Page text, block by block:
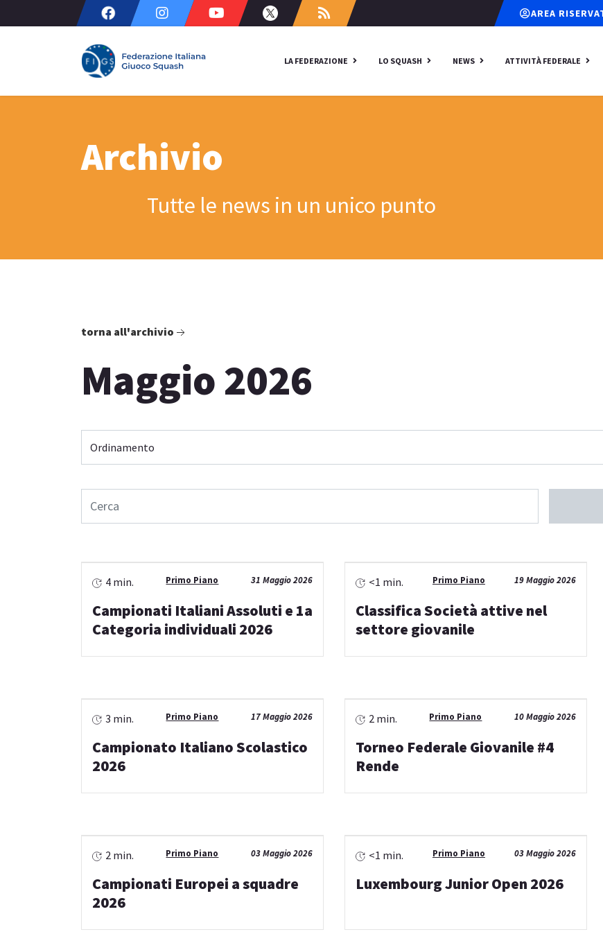
AREA
LA FEDERAZIONE LO SQUASH NEWS ATTIVITÀ FEDERALE
Archivio
Tutte le news in un unico punto
torna all'archivio
Maggio 2026
31 Maggio 2026
Primo Piano
4 min.
Campionati Italiani Assoluti e 1a
Categoria individuali 2026
19 Maggio 2026
Primo Piano
<1 min.
Classifica Società attive nel
settore giovanile
17 Maggio 2026
Primo Piano
3 min.
Campionato Italiano Scolastico
2026
10 Maggio 2026
Primo Piano
2 min.
Torneo Federale Giovanile #4
Rende
03 Maggio 2026
Primo Piano
2 min.
Campionati Europei a squadre
2026
03 Maggio 2026
Primo Piano
<1 min.
Luxembourg Junior Open 2026